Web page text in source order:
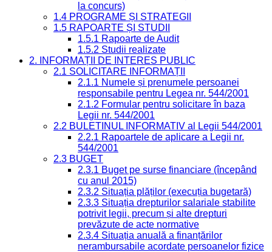
la concurs)
1.4 PROGRAME ȘI STRATEGII
1.5 RAPOARTE ȘI STUDII
1.5.1 Rapoarte de Audit
1.5.2 Studii realizate
2. INFORMAȚII DE INTERES PUBLIC
2.1 SOLICITARE INFORMAȚII
2.1.1 Numele și prenumele persoanei
responsabile pentru Legea nr. 544/2001
2.1.2 Formular pentru solicitare în baza
Legii nr. 544/2001
2.2 BULETINUL INFORMATIV al Legii 544/2001
2.2.1 Rapoartele de aplicare a Legii nr.
544/2001
2.3 BUGET
2.3.1 Buget pe surse financiare (începând
cu anul 2015)
2.3.2 Situația plăților (execuția bugetară)
2.3.3 Situația drepturilor salariale stabilite
potrivit legii, precum și alte drepturi
prevăzute de acte normative
2.3.4 Situația anuală a finanțărilor
nerambursabile acordate persoanelor fizice